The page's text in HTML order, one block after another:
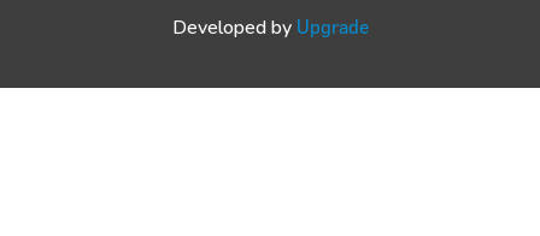
Developed by Upgrade